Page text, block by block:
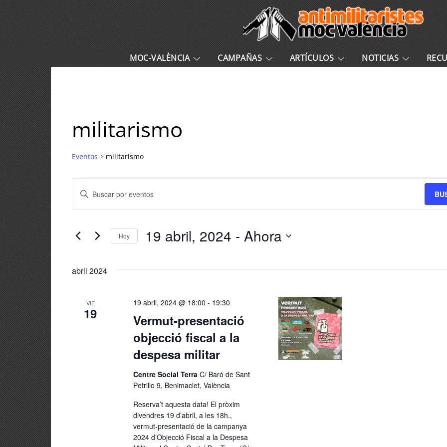
MOC-VALÈNCIA CAMPAÑAS ARTÍCULOS NOTICIAS
militarismo
Eventos militarismo
Navegación
de
búsqueda
vistas
de
Eventos
Introduce
clave.
para
clave.
Hoy 19 abril, 2024 - Ahora
abril 2024
VIE
19
Vermut-presentació
objecció fiscal a la
despesa militar
19 abril, 2024 @ 18:00 - 19:30
Centre Social Terra C/ Baró de Sant
Petrillo 9, Benimaclet, València
Reserva’t aquesta data! El pròxim
divendres 19 d’abril, a les 18h.,
vermut-presentació de la campanya
2024 d’Objecció Fiscal a la Despesa